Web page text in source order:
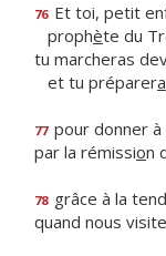
76 Et toi, petit
prophète du
tu marcheras
et tu préparera
77 pour donner
par la rémission
78 grâce à la
quand nous